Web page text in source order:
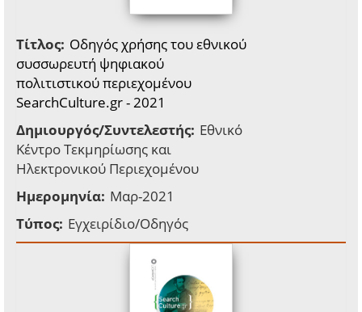
Τίτλος: Οδηγός χρήσης του εθνικού
συσσωρευτή ψηφιακού
πολιτιστικού περιεχομένου
SearchCulture.gr - 2021
Δημιουργός/Συντελεστής: Εθνικό
Κέντρο Τεκμηρίωσης και
Ηλεκτρονικού Περιεχομένου
Ημερομηνία: Μαρ-2021
Τύπος: Εγχειρίδιο/Οδηγός